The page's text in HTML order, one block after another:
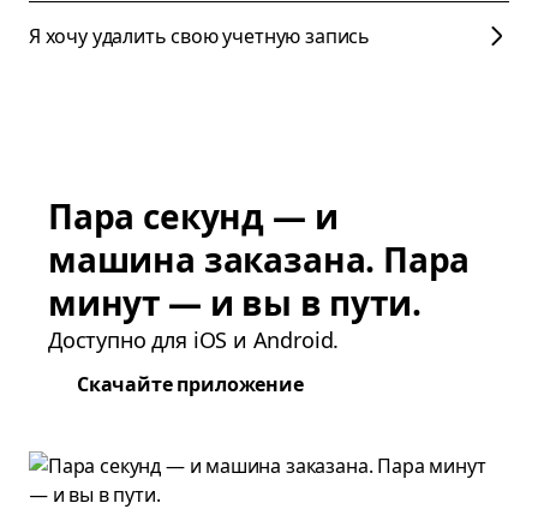
Я хочу удалить свою учетную запись
Пара секунд — и
машина заказана. Пара
минут — и вы в пути.
Доступно для iOS и Android.
Скачайте приложение